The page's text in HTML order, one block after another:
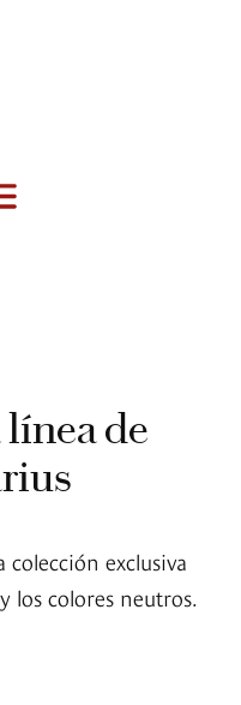
de
exclusiva
los colores neutros.